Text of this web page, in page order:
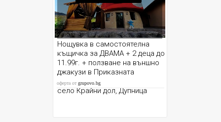
Нощувка в самостоятелна
къщичка за ДВАМА + 2 деца до
11.99г. + ползване на външно
джакузи в Приказната
къщичка на Смърфовете,
село Крайни дол, Дупница
оферта отgrupovo.bg